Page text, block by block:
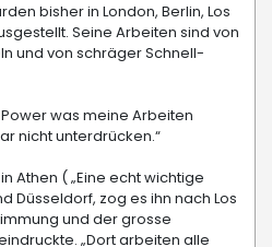
bisher in London, Berlin, Los
Seine Arbeiten sind von
und von schräger Schnell-
was meine Arbeiten
nicht unterdrücken.“
Athen ( „Eine echt wichtige
Düsseldorf, zog es ihn nach Los
und der grosse
„Dort arbeiten alle